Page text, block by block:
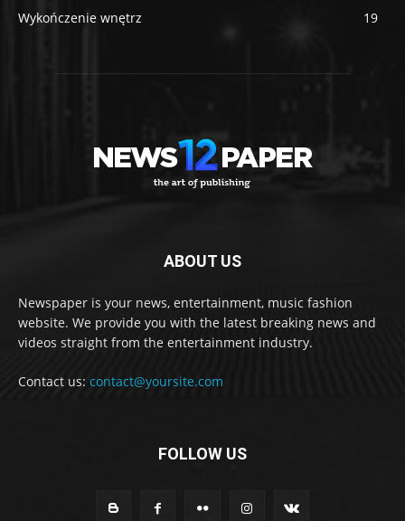
Wykończenie wnętrz
19
ABOUT US
Newspaper is your news, entertainment, music fashion
website. We provide you with the latest breaking news and
videos straight from the entertainment industry.
Contact us: contact@yoursite.com
FOLLOW US